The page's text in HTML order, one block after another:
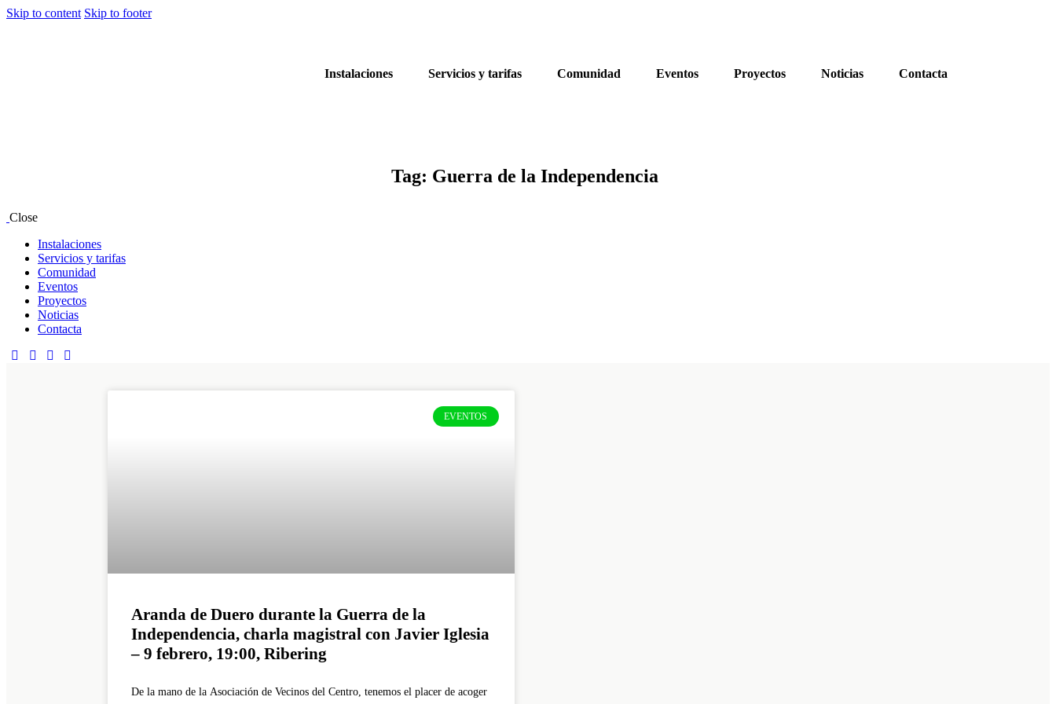
Skip to content Skip to footer
Instalaciones Servicios y tarifas Comunidad Eventos Proyectos Noticias Contacta
Tag: Guerra de la Independencia
Close
Instalaciones
Servicios y tarifas
Comunidad
Eventos
Proyectos
Noticias
Contacta
EVENTOS
Aranda de Duero durante la Guerra de la
Independencia, charla magistral con Javier Iglesia
– 9 febrero, 19:00, Ribering
De la mano de la Asociación de Vecinos del Centro, tenemos el placer de acoger